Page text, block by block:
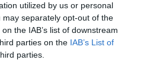
utilized by us or personal
separately opt-out of the
the IAB’s list of downstream
parties on the IAB’s List of
parties.